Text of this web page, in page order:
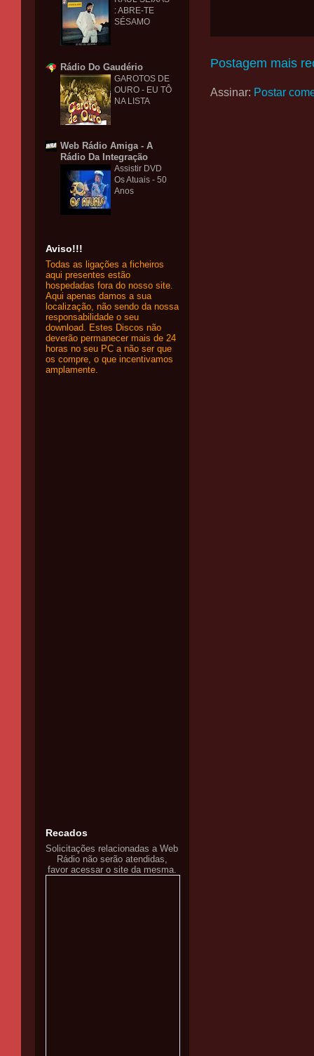
Postagem mais
Assinar: Postar
: ABRE-TE
SÉSAMO
Rádio Do Gaudério
GAROTOS DE
OURO - EU TÔ
NA LISTA
Web Rádio Amiga - A
Rádio Da Integração
Assistir DVD
Os Atuais - 50
Anos
Aviso!!!
Todas as ligações a ficheiros
aqui presentes estão
hospedadas fora do nosso site.
Aqui apenas damos a sua
localização, não sendo da nossa
responsabilidade o seu
download. Estes Discos não
deverão permanecer mais de 24
horas no seu PC a não ser que
os compre, o que incentivamos
amplamente.
Recados
Solicitações relacionadas a Web
Rádio não serão atendidas,
favor acessar o site da mesma.